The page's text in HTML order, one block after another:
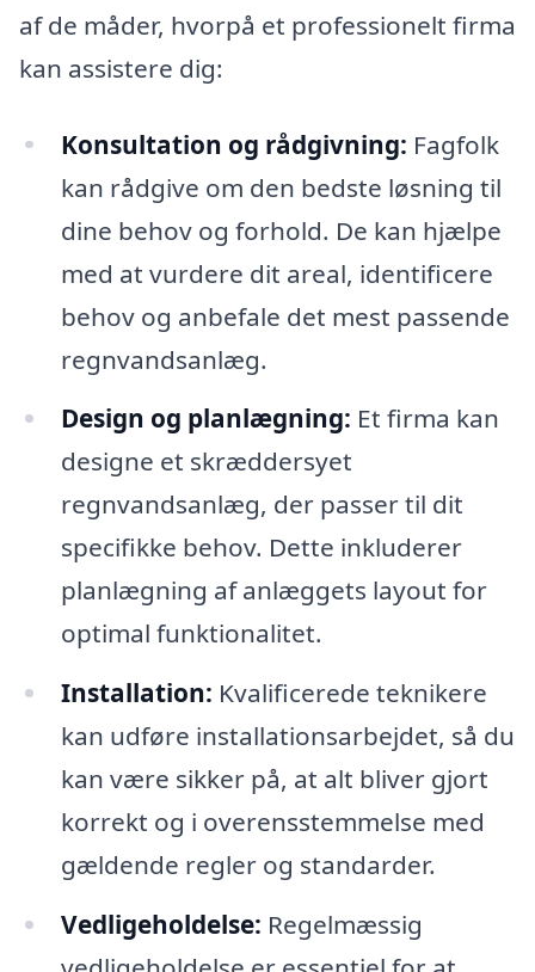
af de måder, hvorpå et professionelt firma
kan assistere dig:
Konsultation og rådgivning: Fagfolk
kan rådgive om den bedste løsning til
dine behov og forhold. De kan hjælpe
med at vurdere dit areal, identificere
behov og anbefale det mest passende
regnvandsanlæg.
Design og planlægning: Et firma kan
designe et skræddersyet
regnvandsanlæg, der passer til dit
specifikke behov. Dette inkluderer
planlægning af anlæggets layout for
optimal funktionalitet.
Installation: Kvalificerede teknikere
kan udføre installationsarbejdet, så du
kan være sikker på, at alt bliver gjort
korrekt og i overensstemmelse med
gældende regler og standarder.
Vedligeholdelse: Regelmæssig